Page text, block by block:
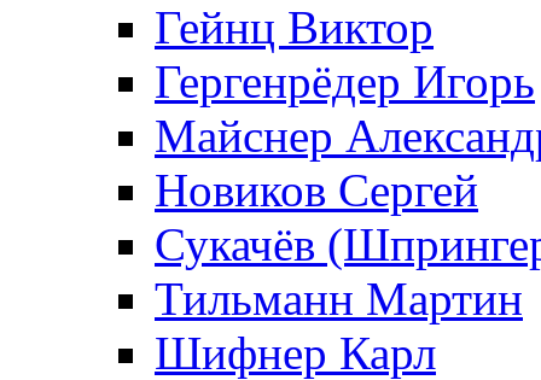
Гейнц Виктор
Гергенрёдер Игорь
Майснер
Новиков Сергей
Сукачёв
Тильманн Мартин
Шифнер Карл